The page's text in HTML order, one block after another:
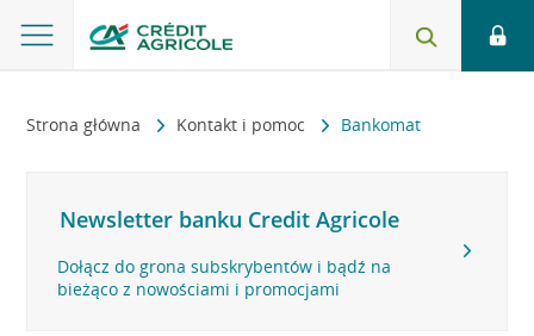
Strona główna Kontakt i pomoc Bankomat
Newsletter banku Credit Agricole
Dołącz do grona subskrybentów i bądź na
bieżąco z nowościami i promocjami